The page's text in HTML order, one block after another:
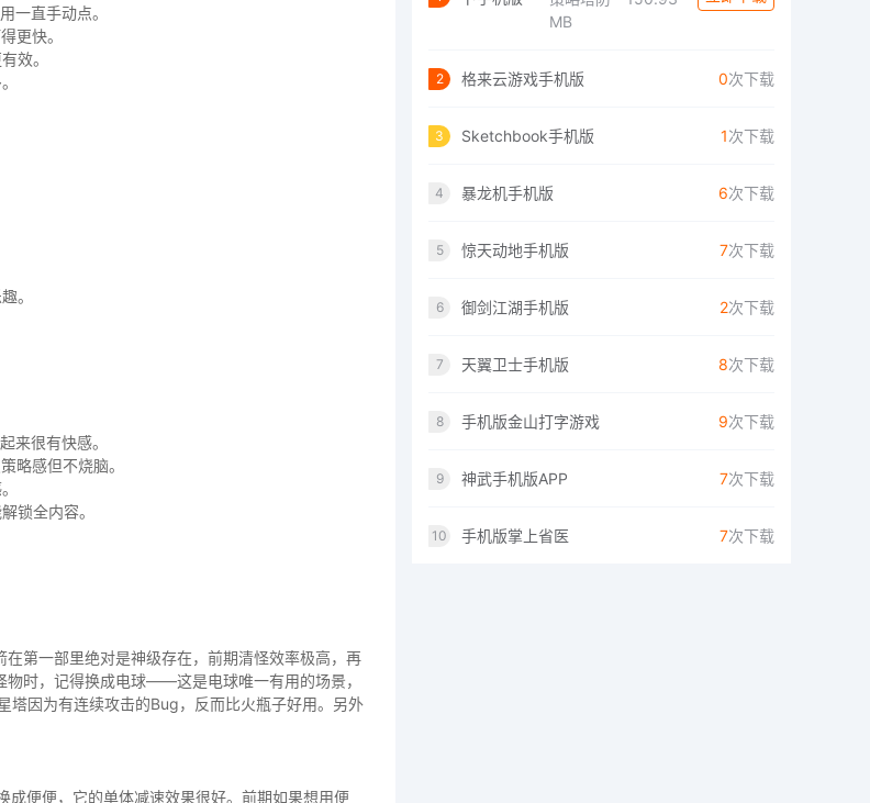
一直手动点。
更快。
效。
。
来很有快感。
略感但不烧脑。
锁全内容。
第一部里绝对是神级存在，前期清怪效率极高，再
时，记得换成电球——这是电球唯一有用的场景，
塔因为有连续攻击的Bug，反而比火瓶子好用。另外
成便便，它的单体减速效果很好。前期如果想用便
MB
2 格来云游戏手机版 0次下载
3 Sketchbook手机版 1次下载
4 暴龙机手机版 6次下载
5 惊天动地手机版 7次下载
6 御剑江湖手机版 2次下载
7 天翼卫士手机版 8次下载
8 手机版金山打字游戏 9次下载
9 神武手机版APP 7次下载
10 手机版掌上省医 7次下载